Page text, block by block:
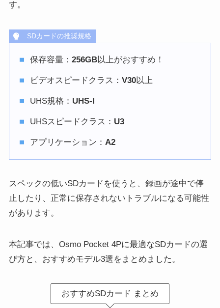
す。
SDカードの推奨規格
保存容量：256GB以上がおすすめ！
ビデオスピードクラス：V30以上
UHS規格： UHS-I
UHSスピードクラス： U3
アプリケーション：A2
スペックの低いSDカードを使うと、録画が途中で停
止したり、正常に保存されないトラブルになる可能性
があります。
本記事では、Osmo Pocket 4Pに最適なSDカードの選
び方と、おすすめモデル3選をまとめました。
おすすめSDカード まとめ